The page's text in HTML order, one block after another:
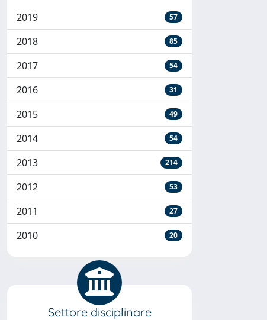
2019 57
2018 85
2017 54
2016 31
2015 49
2014 54
2013 214
2012 53
2011 27
2010 20
Settore disciplinare